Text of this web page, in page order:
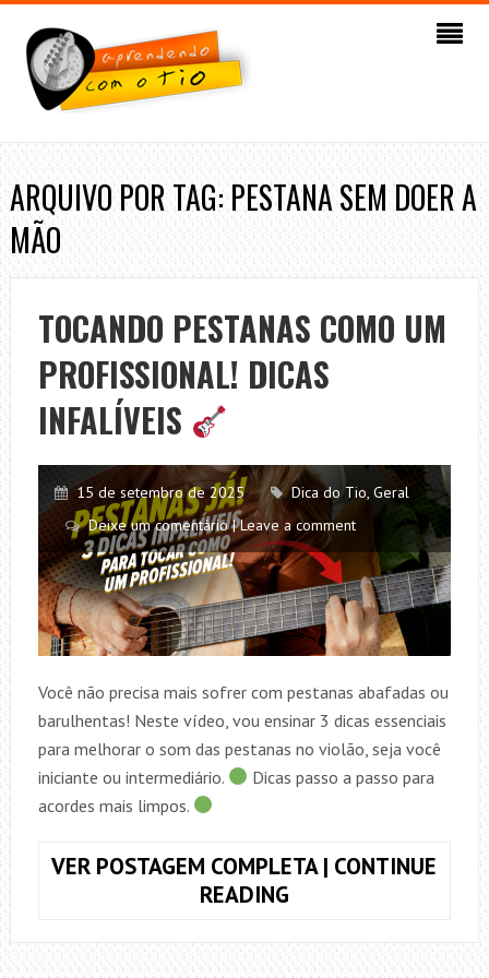
ARQUIVO POR TAG: PESTANA SEM DOER A
MÃO
TOCANDO PESTANAS COMO UM
PROFISSIONAL! DICAS
INFALÍVEIS
15 de setembro de 2025 Dica do Tio, Geral
Deixe um comentário | Leave a comment
Você não precisa mais sofrer com pestanas abafadas ou
barulhentas! Neste vídeo, vou ensinar 3 dicas essenciais
para melhorar o som das pestanas no violão, seja você
iniciante ou intermediário.
Dicas passo a passo para
acordes mais limpos.
VER POSTAGEM COMPLETA | CONTINUE
READINGTOCANDO
COMO